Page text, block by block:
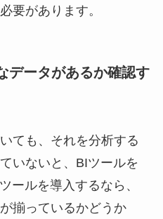
要があります。
データがあるか確認す
ても、それを分析する
いないと、BIツールを
ールを導入するなら、
揃っているかどうか